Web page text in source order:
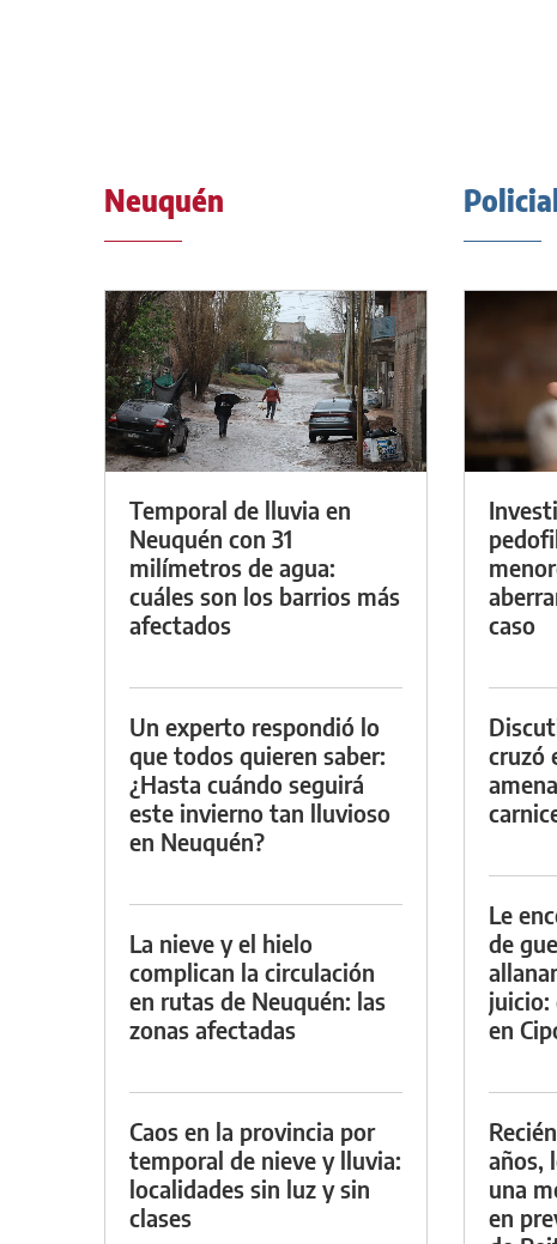
Neuquén
Temporal de lluvia en
Neuquén con 31
milímetros de agua:
cuáles son los barrios más
afectados
Un experto respondió lo
que todos quieren saber:
¿Hasta cuándo seguirá
este invierno tan lluvioso
en Neuquén?
La nieve y el hielo
complican la circulación
en rutas de Neuquén: las
zonas afectadas
Caos en la provincia por
temporal de nieve y lluvia:
localidades sin luz y sin
clases
caso
cruzó
Le
de
juicio:
en
años,
una
en